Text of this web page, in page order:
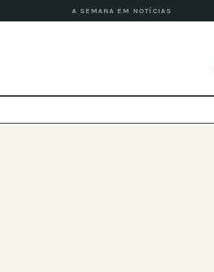
A SEMANA EM NOTÍCIAS